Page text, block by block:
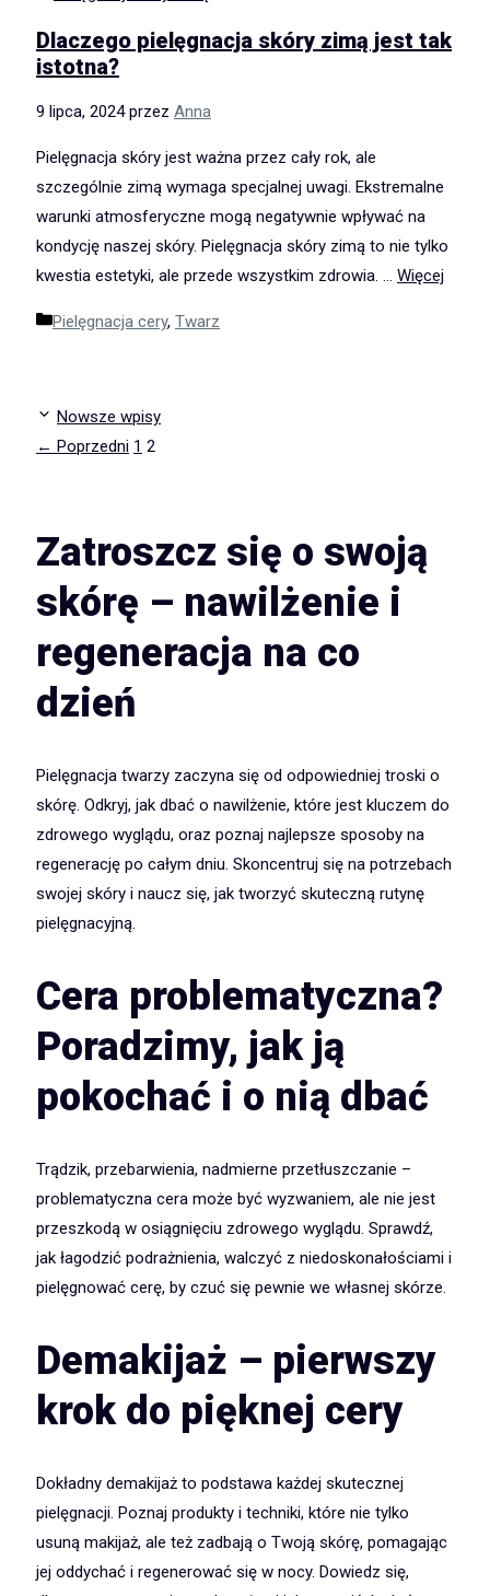
Dlaczego pielęgnacja skóry zimą jest tak
istotna?
9 lipca, 2024 przez Anna
Pielęgnacja skóry jest ważna przez cały rok, ale
szczególnie zimą wymaga specjalnej uwagi. Ekstremalne
warunki atmosferyczne mogą negatywnie wpływać na
kondycję naszej skóry. Pielęgnacja skóry zimą to nie tylko
kwestia estetyki, ale przede wszystkim zdrowia. … Więcej
Kategorie
Pielęgnacja cery, Twarz
Nowsze wpisy
← Poprzedni Page
1 Page
2
Zatroszcz się o swoją
skórę – nawilżenie i
regeneracja na co
dzień
Pielęgnacja twarzy zaczyna się od odpowiedniej troski o
skórę. Odkryj, jak dbać o nawilżenie, które jest kluczem do
zdrowego wyglądu, oraz poznaj najlepsze sposoby na
regenerację po całym dniu. Skoncentruj się na potrzebach
swojej skóry i naucz się, jak tworzyć skuteczną rutynę
pielęgnacyjną.
Cera problematyczna?
Poradzimy, jak ją
pokochać i o nią dbać
Trądzik, przebarwienia, nadmierne przetłuszczanie –
problematyczna cera może być wyzwaniem, ale nie jest
przeszkodą w osiągnięciu zdrowego wyglądu. Sprawdź,
jak łagodzić podrażnienia, walczyć z niedoskonałościami i
pielęgnować cerę, by czuć się pewnie we własnej skórze.
Demakijaż – pierwszy
krok do pięknej cery
Dokładny demakijaż to podstawa każdej skutecznej
pielęgnacji. Poznaj produkty i techniki, które nie tylko
usuną makijaż, ale też zadbają o Twoją skórę, pomagając
jej oddychać i regenerować się w nocy. Dowiedz się,